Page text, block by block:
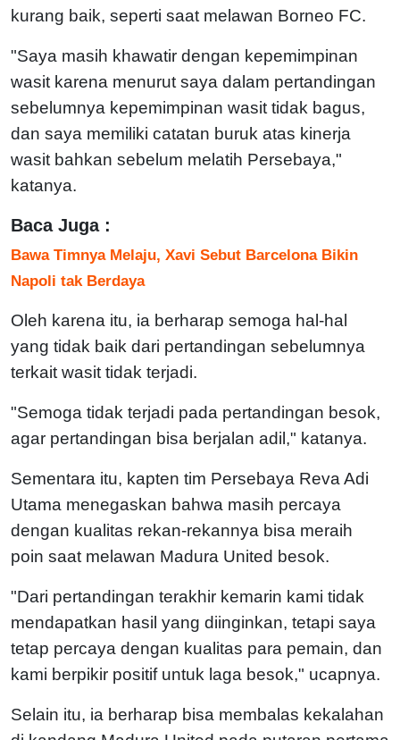
kurang baik, seperti saat melawan Borneo FC.
"Saya masih khawatir dengan kepemimpinan
wasit karena menurut saya dalam pertandingan
sebelumnya kepemimpinan wasit tidak bagus,
dan saya memiliki catatan buruk atas kinerja
wasit bahkan sebelum melatih Persebaya,"
katanya.
Baca Juga :
Bawa Timnya Melaju, Xavi Sebut Barcelona Bikin
Napoli tak Berdaya
Oleh karena itu, ia berharap semoga hal-hal
yang tidak baik dari pertandingan sebelumnya
terkait wasit tidak terjadi.
"Semoga tidak terjadi pada pertandingan besok,
agar pertandingan bisa berjalan adil," katanya.
Sementara itu, kapten tim Persebaya Reva Adi
Utama menegaskan bahwa masih percaya
dengan kualitas rekan-rekannya bisa meraih
poin saat melawan Madura United besok.
"Dari pertandingan terakhir kemarin kami tidak
mendapatkan hasil yang diinginkan, tetapi saya
tetap percaya dengan kualitas para pemain, dan
kami berpikir positif untuk laga besok," ucapnya.
Selain itu, ia berharap bisa membalas kekalahan